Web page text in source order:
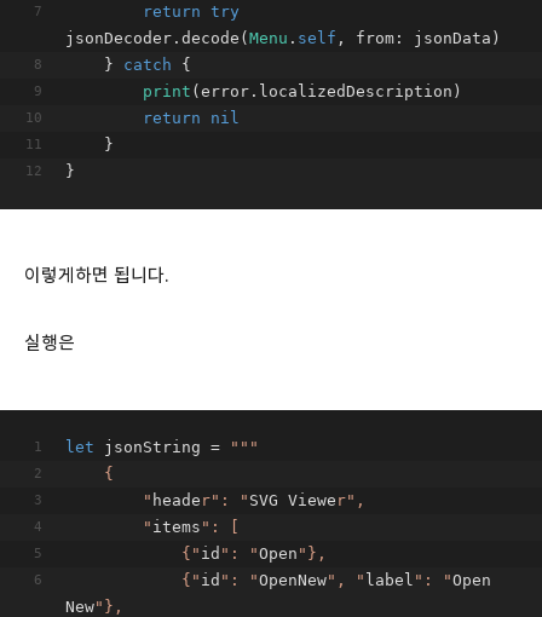
return try
jsonDecoder.decode( Menu . self , from: jsonData)
    }
catch {
print (error.localizedDescription)
return
nil
    }
}
이렇게하면 됩니다.
실행은
let jsonString = "" "
    {
        "
heade r": " SVG Viewe r",
        "
items ": [
            {"
id ": "Open "},
            {"
id ": "OpenNew", " label ": "Open
New"},